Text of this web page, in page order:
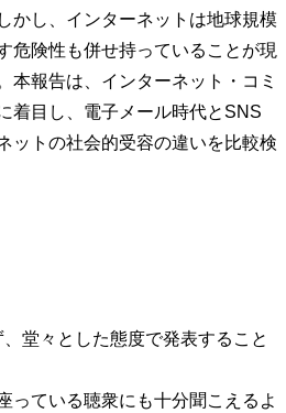
かし、インターネットは地球規模
危険性も併せ持っていることが現
本報告は、インターネット・コミ
着目し、電子メール時代とSNS
ットの社会的受容の違いを比較検
堂々とした態度で発表すること
っている聴衆にも十分聞こえるよ